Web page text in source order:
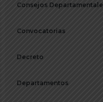
Consejos
Convocatorias
Decreto
Departamentos